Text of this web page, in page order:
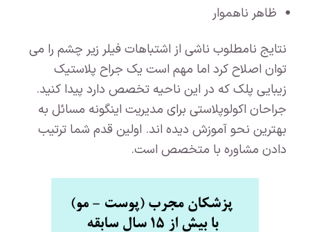
ظاهر ناهموار
نتایج نامطلوب ناشی از اشتباهات فیلر زیر چشم را می
توان اصلاح کرد اما مهم است یک جراح پلاستیک
زیبایی پلک که در این ناحیه تخصص دارد پیدا کنید.
جراحان اکولوپلاستی برای مدیریت اینگونه مسائل به
بهترین نحو آموزش دیده اند. اولین قدم شما ترتیب
دادن مشاوره با متخصص است.